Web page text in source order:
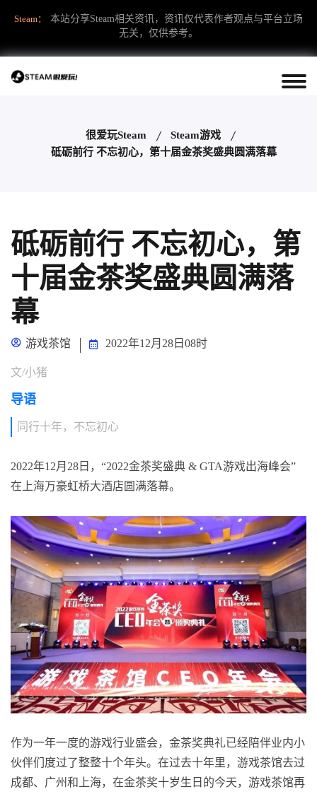
Steam：
本站分享Steam相关资讯，资讯仅代表作者观点与平台立场
无关，仅供参考。
很爱玩Steam
Steam游戏
砥砺前行 不忘初心，第十届金茶奖盛典圆满落幕
砥砺前行 不忘初心，第
十届金茶奖盛典圆满落
幕
游戏茶馆 2022年12月28日08时
文/小猪
导语
同行十年，不忘初心
2022年12月28日，“2022金茶奖盛典 & GTA游戏出海峰会”
在上海万豪虹桥大酒店圆满落幕。
作为一年一度的游戏行业盛会，金茶奖典礼已经陪伴业内小
伙伴们度过了整整十个年头。在过去十年里，游戏茶馆去过
成都、广州和上海，在金茶奖十岁生日的今天，游戏茶馆再